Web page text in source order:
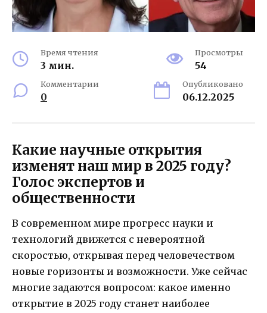
Время чтения
3 мин.
Просмотры
54
Комментарии
0
Опубликовано
06.12.2025
Какие научные открытия
изменят наш мир в 2025 году?
Голос экспертов и
общественности
В современном мире прогресс науки и
технологий движется с невероятной
скоростью, открывая перед человечеством
новые горизонты и возможности. Уже сейчас
многие задаются вопросом: какое именно
открытие в 2025 году станет наиболее